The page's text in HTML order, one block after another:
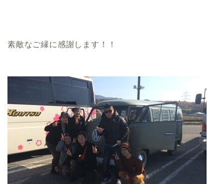
素敵なご縁に感謝します！！